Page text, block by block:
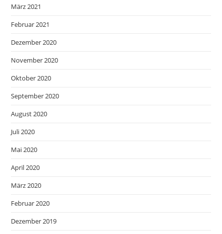
März 2021
Februar 2021
Dezember 2020
November 2020
Oktober 2020
September 2020
August 2020
Juli 2020
Mai 2020
April 2020
März 2020
Februar 2020
Dezember 2019